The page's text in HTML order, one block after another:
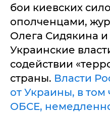
бои киевских
ополченцами,
Олега Сидякина
Украинские
содействии
страны. Власти
от Украины, в
ОБСЕ,